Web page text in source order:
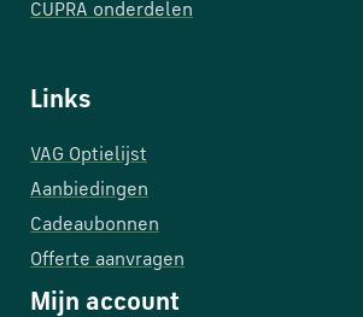
CUPRA onderdelen
Links
VAG Optielijst
Aanbiedingen
Cadeaubonnen
Offerte aanvragen
Mijn account